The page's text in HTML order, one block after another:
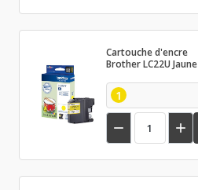
Cartouche d'encre
Brother LC22U Jaune
1
 